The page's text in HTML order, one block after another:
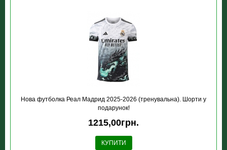
Нова футболка Реал Мадрид 2025-2026 (тренувальна). Шорти у
подарунок!
1215,00грн.
КУПИТИ